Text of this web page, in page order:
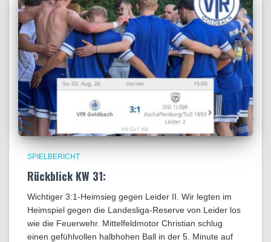
SPIELBERICHT
Rückblick KW 31:
Wichtiger 3:1-Heimsieg gegen Leider II. Wir legten im
Heimspiel gegen die Landesliga-Reserve von Leider los
wie die Feuerwehr. Mittelfeldmotor Christian schlug
einen gefühlvollen halbhohen Ball in der 5. Minute auf